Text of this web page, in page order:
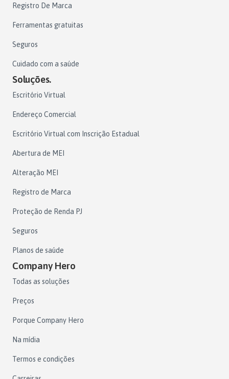
Registro De Marca
Ferramentas gratuitas
Seguros
Cuidado com a saúde
Soluções.
Escritório Virtual
Endereço Comercial
Escritório Virtual com Inscrição Estadual
Abertura de MEI
Alteração MEI
Registro de Marca
Proteção de Renda PJ
Seguros
Planos de saúde
Company Hero
Todas as soluções
Preços
Porque Company Hero
Na mídia
Termos e condições